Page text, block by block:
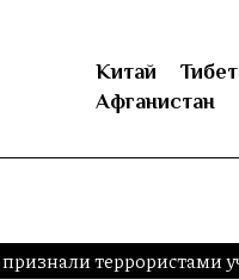
Китай
Афганистан
террористами